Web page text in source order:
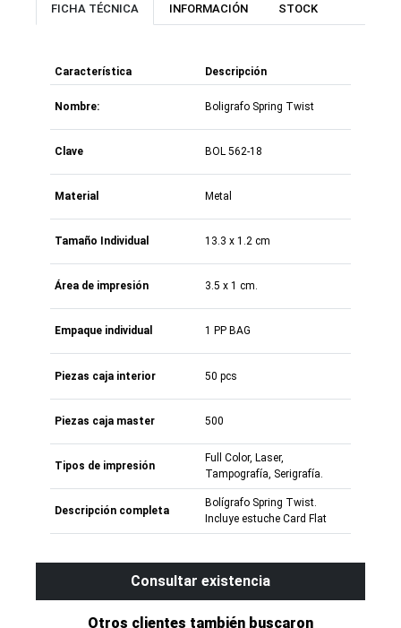
FICHA TÉCNICA INFORMACIÓN STOCK
Característica Descripción
Nombre: Boligrafo Spring Twist
Clave BOL 562-18
Material Metal
Tamaño Individual 13.3 x 1.2 cm
Área de impresión 3.5 x 1 cm.
Empaque individual 1 PP BAG
Piezas caja interior 50 pcs
Piezas caja master 500
Tipos de impresión
Full Color, Laser,
Tampografía, Serigrafía.
Descripción completa
Bolígrafo Spring Twist.
Incluye estuche Card Flat
Consultar existencia
Otros clientes también buscaron